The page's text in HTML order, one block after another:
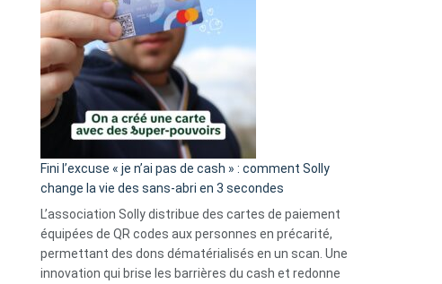
Fini l’excuse « je n’ai pas de cash » : comment Solly
change la vie des sans-abri en 3 secondes
L’association Solly distribue des cartes de paiement
équipées de QR codes aux personnes en précarité,
permettant des dons dématérialisés en un scan. Une
innovation qui brise les barrières du cash et redonne